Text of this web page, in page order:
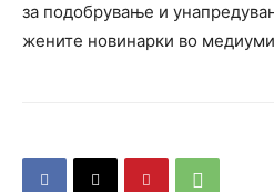
за подобрување и
жените новинарки во